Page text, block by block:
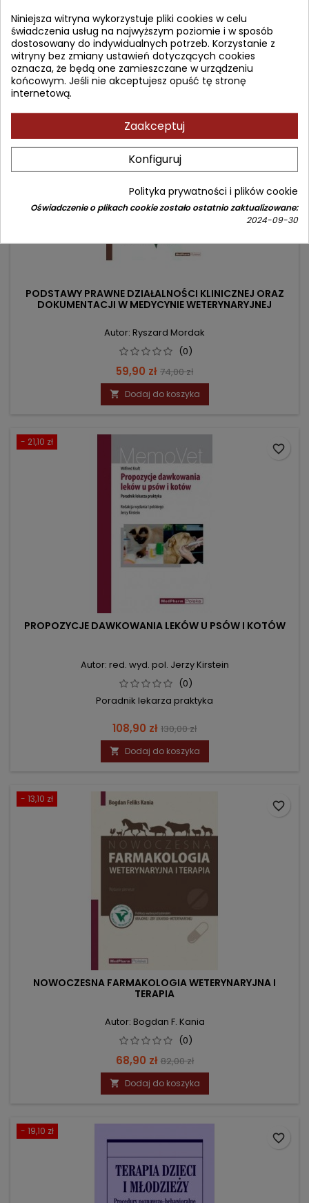
(0)
Cena
149,90 złCena
podstawowa
180,00 zł
 Dodaj do koszyka
- 14,10 zł
PODSTAWY PRAWNE DZIAŁALNOŚCI KLINICZNEJ ORAZ
DOKUMENTACJI W MEDYCYNIE WETERYNARYJNEJ
Autor: Ryszard Mordak
(0)
Cena
59,90 zł Cena
podstawowa
74,00 zł
 Dodaj do koszyka
favorite_border
- 21,10 zł
PROPOZYCJE DAWKOWANIA LEKÓW U PSÓW I KOTÓW
Autor: red. wyd. pol. Jerzy Kirstein
(0)
Poradnik lekarza praktyka
Cena
108,90 zł Cena
podstawowa
130,00 zł
 Dodaj do koszyka
favorite_border
- 13,10 zł
NOWOCZESNA FARMAKOLOGIA WETERYNARYJNA I
TERAPIA
Autor: Bogdan F. Kania
(0)
Cena
68,90 zł Cena
podstawowa
82,00 zł
 Dodaj do koszyka
favorite_border
- 19,10 zł
favorite_border
Niniejsza witryna wykorzystuje pliki cookies w celu
świadczenia usług na najwyższym poziomie i w sposób
dostosowany do indywidualnych potrzeb. Korzystanie z
witryny bez zmiany ustawień dotyczących cookies
oznacza, że będą one zamieszczane w urządzeniu
końcowym. Jeśli nie akceptujesz opuść tę stronę
internetową.
Zaakceptuj
Konfiguruj
Polityka prywatności i plików cookie
Oświadczenie o plikach cookie zostało ostatnio zaktualizowane:
2024-09-30